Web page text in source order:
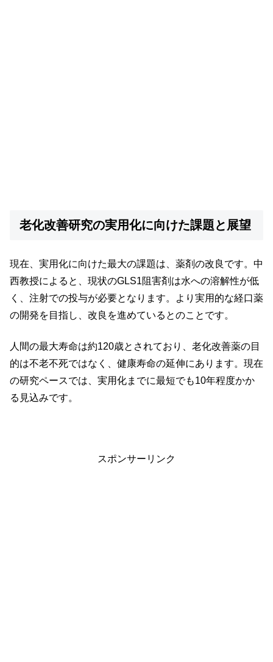
老化改善研究の実用化に向けた課題と展望
現在、実用化に向けた最大の課題は、薬剤の改良です。中
西教授によると、現状のGLS1阻害剤は水への溶解性が低
く、注射での投与が必要となります。より実用的な経口薬
の開発を目指し、改良を進めているとのことです。
人間の最大寿命は約120歳とされており、老化改善薬の目
的は不老不死ではなく、健康寿命の延伸にあります。現在
の研究ペースでは、実用化までに最短でも10年程度かか
る見込みです。
スポンサーリンク